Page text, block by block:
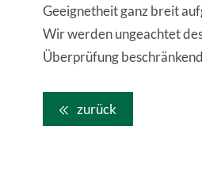
Geeignetheit ganz breit
Wir werden ungeachtet
Überprüfung
zurück